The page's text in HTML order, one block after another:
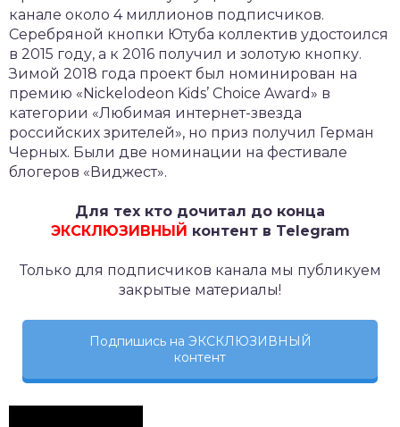
канале около 4 миллионов подписчиков.
Серебряной кнопки Ютуба коллектив удостоился
в 2015 году, а к 2016 получил и золотую кнопку.
Зимой 2018 года проект был номинирован на
премию «Nickelodeon Kids’ Choice Award» в
категории «Любимая интернет-звезда
российских зрителей», но приз получил Герман
Черных. Были две номинации на фестивале
блогеров «Виджест».
Для тех кто дочитал до конца
ЭКСКЛЮЗИВНЫЙ контент в Telegram
Только для подписчиков канала мы публикуем
закрытые материалы!
Подпишись на ЭКСКЛЮЗИВНЫЙ
контент